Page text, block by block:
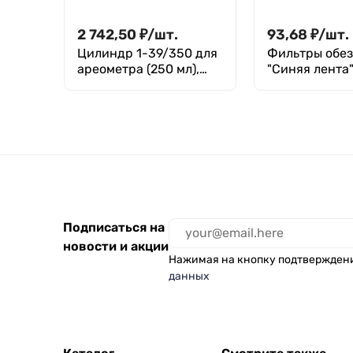
2 742,50 ₽/шт.
Цилиндр 1-39/350 для
ареометра (250 мл),
93,68 ₽/шт.
Фильтры
"Синяя
Подписаться на
новости и акции
Нажимая на кнопку
данных